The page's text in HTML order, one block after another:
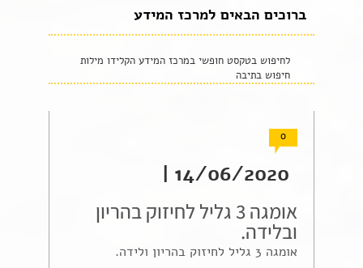
ברוכים הבאים למרכז המידע
לחיפוש בטקסט חופשי במרכז המידע הקלידו מילות
חיפוש בתיבה
0
14/06/2020 |
אומגה 3 גליל לחיזוק בהריון
ובלידה.
אומגה 3 גליל לחיזוק בהריון ולידה.